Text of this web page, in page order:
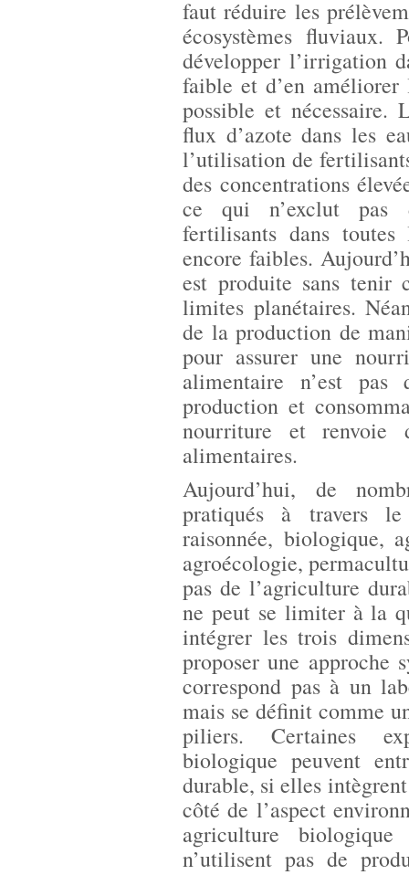
faut réduire les
écosystèmes fluviaux.
développer l’irrigation
faible et d’en améliorer
possible et nécessaire.
flux d’azote dans les
l’utilisation de
des concentrations
ce qui n’exclut pas
fertilisants dans
encore faibles.
est produite sans tenir
limites planétaires.
de la production de
pour assurer une
alimentaire n’est pas
production et
nourriture et renvoie
alimentaires.
Aujourd’hui, de
pratiqués à travers
raisonnée, biologique,
agroécologie,
pas de l’agriculture
ne peut se limiter à la
intégrer les trois
proposer une approche
correspond pas à un
mais se définit comme
piliers. Certaines
biologique peuvent
durable, si elles
côté de l’aspect
agriculture
n’utilisent pas de